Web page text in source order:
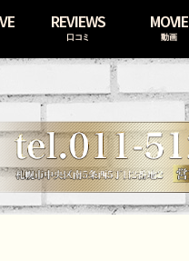
REVIEWS
口コミ
MOVIE
動画